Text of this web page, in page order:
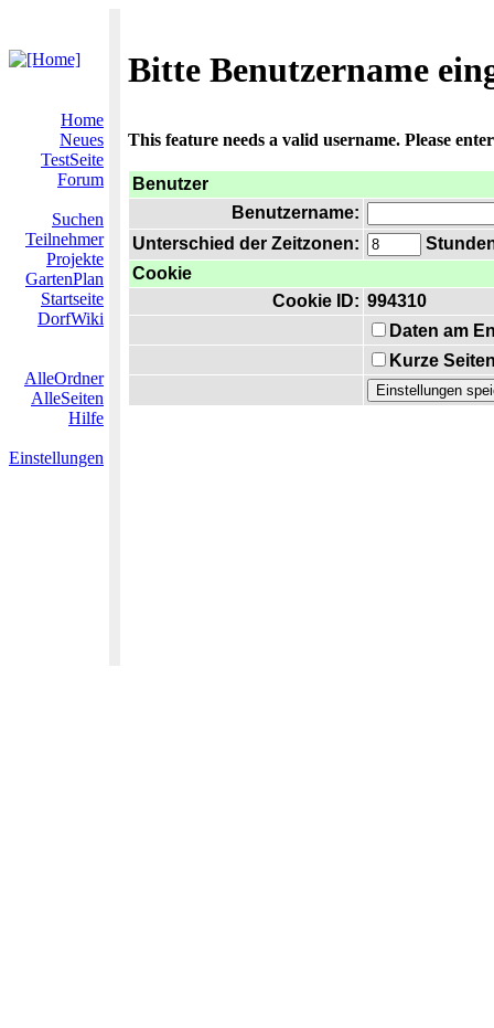
Bitte Benutzername
Home
Neues
TestSeite
Forum
Suchen
Teilnehmer
Projekte
GartenPlan
Startseite
DorfWiki
AlleOrdner
AlleSeiten
Hilfe
Einstellungen
This feature needs a valid username. Please
Benutzer
Benutzername:
Unterschied der Zeitzonen:
Cookie
Cookie ID: 994310
Daten am
Kurze